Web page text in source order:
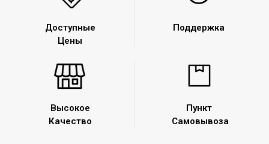
Высокое
Качество
Доступные
Цены
Пункт
Самовывоза
Поддержка